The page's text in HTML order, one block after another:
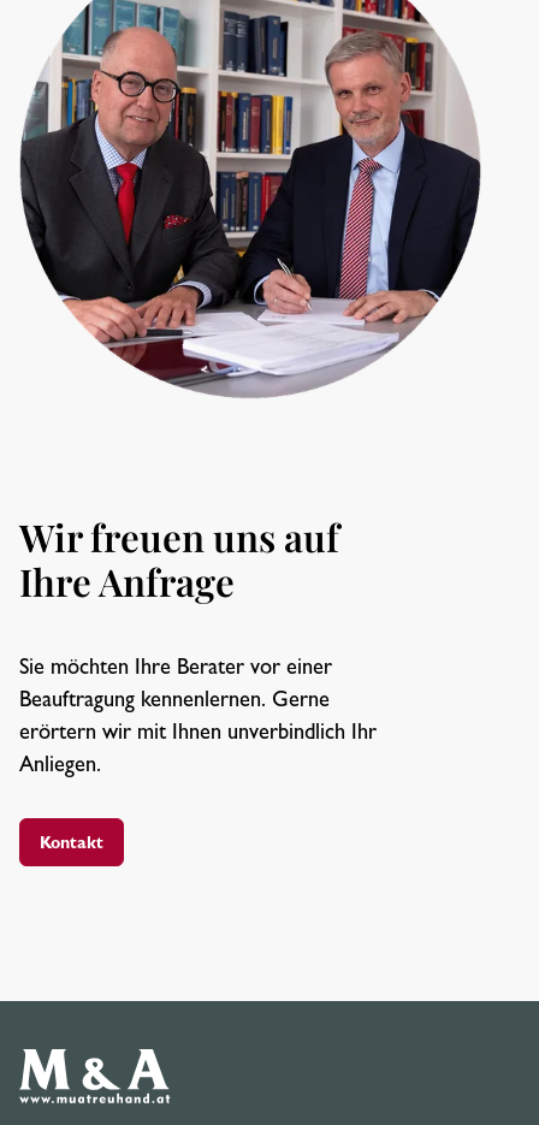
Wir freuen uns auf
Ihre Anfrage
Sie möchten Ihre Berater vor einer
Beauftragung kennenlernen. Gerne
erörtern wir mit Ihnen unverbindlich Ihr
Anliegen.
Kontakt
M&A Treuhand